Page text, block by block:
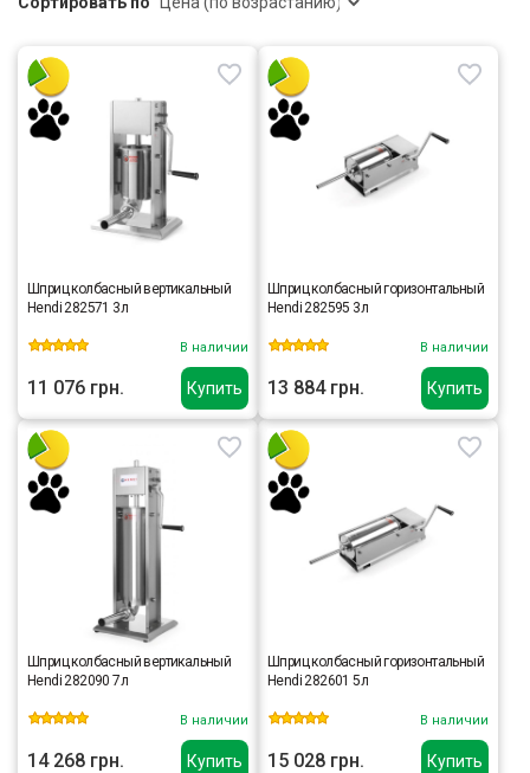
Купить
Шприц колбасный вертикальный
Hendi 282571 3л
В наличии
11 076 грн. Купить
Шприц колбасный горизонтальный
Hendi 282595 3л
В наличии
13 884 грн.
Купить
Шприц колбасный вертикальный
Hendi 282090 7л
В наличии
14 268 грн. Купить
Шприц колбасный горизонтальный
Hendi 282601 5л
В наличии
15 028 грн.